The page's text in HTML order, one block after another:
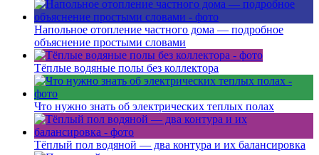
Напольное отопление частного дома — подробное
объяснение простыми словами
Тёплые водяные полы без коллектора
Что нужно знать об электрических теплых полах
Тёплый пол водяной — два контура и их балансировка